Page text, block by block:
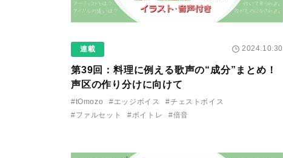
連載 2024.10.30
第39回：料理に例える歌声の“成分”まとめ！
声区の作り分けに向けて
#tOmozo #エッジボイス
#チェストボイス
#ファルセット
#ボイトレ #倍音